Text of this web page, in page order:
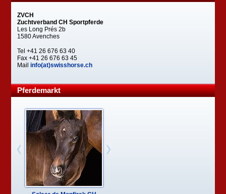
ZVCH
Zuchtverband CH Sportpferde
Les Long Prés 2b
1580 Avenches
Tel +41 26 676 63 40
Fax +41 26 676 63 45
Mailinfo(at)swisshorse.ch
Pferdemarkt